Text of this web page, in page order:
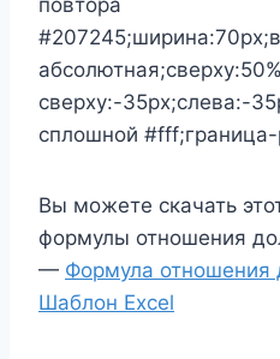
сверху:-35px;слева:-
сплошной #fff;граница-
Вы можете скачать
формулы отношения
— Формула отношения
Шаблон Excel